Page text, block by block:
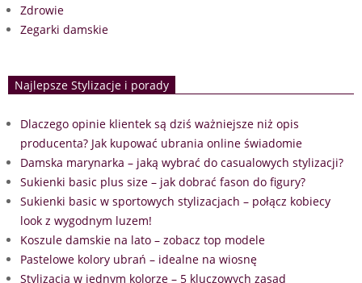
Zdrowie
Zegarki damskie
Najlepsze Stylizacje i porady
Dlaczego opinie klientek są dziś ważniejsze niż opis
producenta? Jak kupować ubrania online świadomie
Damska marynarka – jaką wybrać do casualowych stylizacji?
Sukienki basic plus size – jak dobrać fason do figury?
Sukienki basic w sportowych stylizacjach – połącz kobiecy
look z wygodnym luzem!
Koszule damskie na lato – zobacz top modele
Pastelowe kolory ubrań – idealne na wiosnę
Stylizacja w jednym kolorze – 5 kluczowych zasad